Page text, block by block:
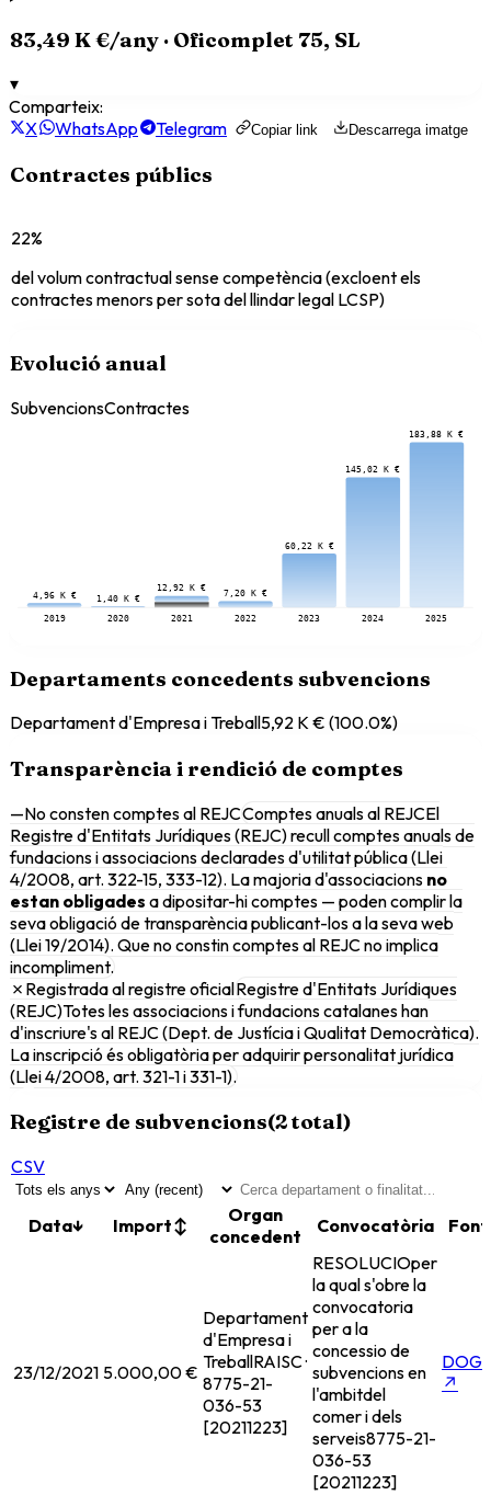
83,49 K €/any · Oficomplet 75, SL
▾
Comparteix:
X
WhatsApp Telegram Copiar link Descarrega imatge
Contractes públics
22%
del volum contractual sense competència (excloent els
contractes menors per sota del llindar legal LCSP)
Evolució anual
SubvencionsContractes
4,96 K €
2019
1,40 K €
2020
12,92 K €
2021
7,20 K €
2022
60,22 K €
2023
145,02 K €
2024
183,88 K €
2025
Departaments concedents subvencions
Departament d'Empresa i Treball5,92 K € (100.0%)
Transparència i rendició de comptes
—No consten comptes al REJCComptes anuals al REJCEl
Registre d'Entitats Jurídiques (REJC) recull comptes anuals de
fundacions i associacions declarades d'utilitat pública (Llei
4/2008, art. 322-15, 333-12). La majoria d'associacions no
estan obligades a dipositar-hi comptes — poden complir la
seva obligació de transparència publicant-los a la seva web
(Llei 19/2014). Que no constin comptes al REJC no implica
incompliment.
✗ Registrada al registre oficialRegistre d'Entitats Jurídiques
(REJC)Totes les associacions i fundacions catalanes han
d'inscriure's al REJC (Dept. de Justícia i Qualitat Democràtica).
La inscripció és obligatòria per adquirir personalitat jurídica
(Llei 4/2008, art. 321-1 i 331-1).
Registre de subvencions(2total)
CSV
Data↓ Import↕
Organ
concedent
Convocatòria Font
23/12/2021 5.000,00 €
Departament
d'Empresa i
TreballRAISC ·
8775-21-
036-53
[20211223]
RESOLUCIOper
la qual s'obre la
convocatoria
per a la
concessio de
subvencions en
l'ambitdel
comer i dels
serveis8775-21-
036-53
[20211223]
↗